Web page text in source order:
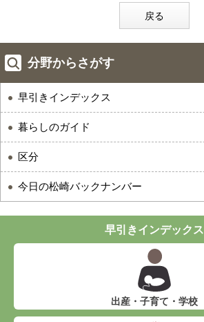
戻る
分野からさがす
早引きインデックス
暮らしのガイド
区分
今日の松崎バックナンバー
早引きインデックス
出産・子育て・学校